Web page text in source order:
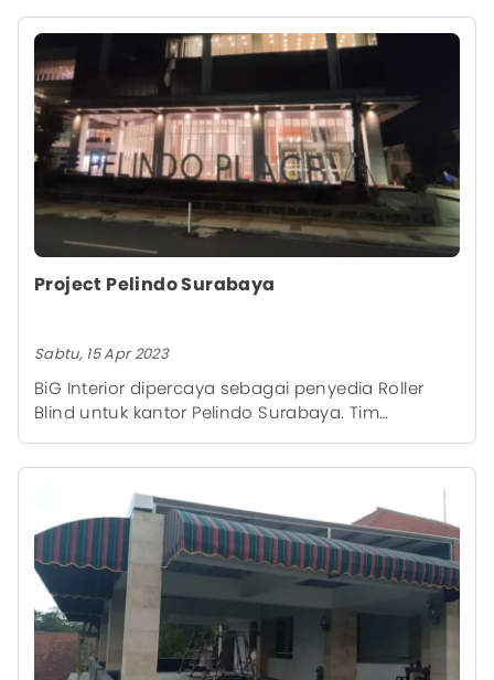
Project Pelindo Surabaya
Sabtu, 15 Apr 2023
BiG Interior dipercaya sebagai penyedia Roller
Blind untuk kantor Pelindo Surabaya. Tim
profesional kami juga melakukan pemasangan
Roller Blind di sejumlah ruangan kantor tersebut.